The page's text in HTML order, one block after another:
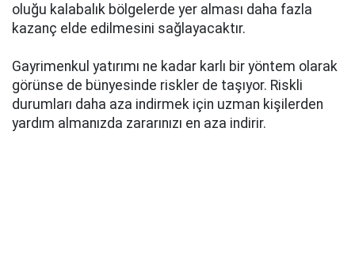
oluğu kalabalık bölgelerde yer alması daha fazla
kazanç elde edilmesini sağlayacaktır.
Gayrimenkul yatırımı ne kadar karlı bir yöntem olarak
görünse de bünyesinde riskler de taşıyor. Riskli
durumları daha aza indirmek için uzman kişilerden
yardım almanızda zararınızı en aza indirir.